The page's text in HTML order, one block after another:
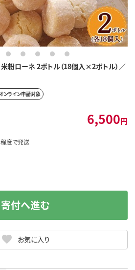
粉ローネ 2ボトル（18個入×2ボトル）／
3 4 5 6 7
ンライン申請対象
6,500円
度で発送
お気に入り
寄付へ進む